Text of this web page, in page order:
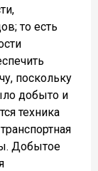
то есть
поскольку
добыто и
техника
Добытое